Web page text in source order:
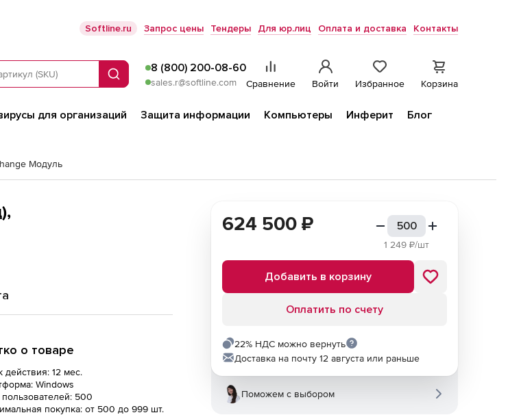
Softline.ru Запрос цены Тендеры Для юр.лиц Оплата и доставка Контакты
Поиск
8 (800) 200-08-60
sales.r@softline.com Сравнение Войти Избранное Корзина
для организаций Защита информации Компьютеры Инферит
Блог
Модуль
о товаре
действия: 12 мес.
Windows
пользователей: 500
покупка: от 500 до 999 шт.
624 500 ₽
1 249 ₽/шт
Добавить в корзину
Оплатить по счету
22% НДС можно вернуть
Доставка на почту 12 августа или раньше
Поможем с выбором